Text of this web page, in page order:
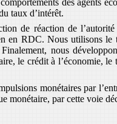
taux d’intérêt.
de réaction de
en RDC. Nous utilisons le
nous
le crédit à l’économie,
monétaires par
monétaire, par cette voie